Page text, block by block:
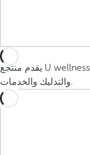
يقدم منتجع U wellness Spa الخاص بنا مجموعة واسعة من العلاجات
والتدليك والخدمات.